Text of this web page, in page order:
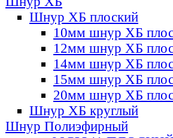
Шнур ХБ плоский
10мм шнур ХБ
12мм шнур ХБ
14мм шнур ХБ
15мм шнур ХБ
20мм шнур ХБ
Шнур ХБ круглый
Шнур Полиэфирный